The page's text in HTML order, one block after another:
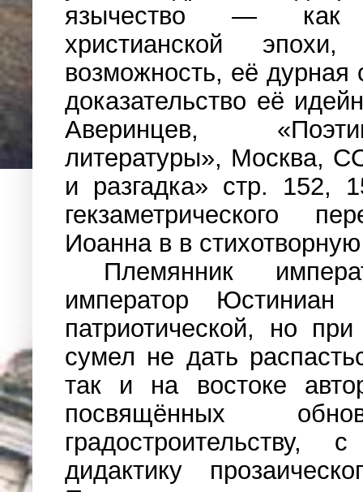
язычество — как
христианской
возможность, её дурная
доказательство её
Аверинцев,
литературы», Москва,
и разгадка» стр. 152,
гекзаметрического
Иоанна в в
Племянник
император Юстиниан
патриотической, но
сумел не дать
так и на востоке
посвящённых
дидактику